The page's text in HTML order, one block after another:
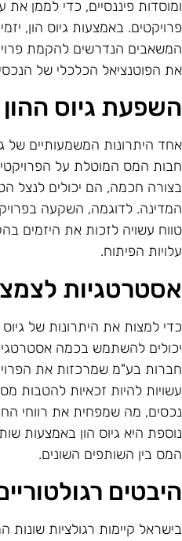
פיננסיים, כדי לממן את
באמצעות גיוס הון,
הנדרשים להקמת
הפוטנציאל הכלכלי של
גיוס
היתרונות המשמעותיים של
המס המוטלת על
חכמה, הם יכולים לנצל
לדוגמה, השקעה
עשויה לזכות את היזמים
הפיתוח.
למצות את היתרונות של גיוס
להשתמש בכמה
בע"מ שמרכזות את
להיות זכאיות להטבות
מה שמפחית את רווחי
היא גיוס הון באמצעות
בין השותפים השונים.
קיימות רגולציות שונות